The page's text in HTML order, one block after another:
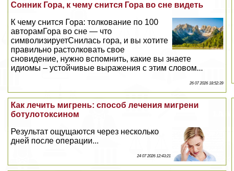
Сонник Гора, к чему снится Гора во сне видеть
К чему снится Гора: толкование по 100
авторамГора во сне — что
символизируетСнилась гора, и вы хотите
правильно растолковать свое
сновидение, нужно вспомнить, какие вы знаете
идиомы – устойчивые выражения с этим словом...
26 07 2026 18:52:39
Как лечить мигрень: способ лечения мигрени
ботулотоксином
Результат ощущаются через несколько
дней после операции...
24 07 2026 12:43:21